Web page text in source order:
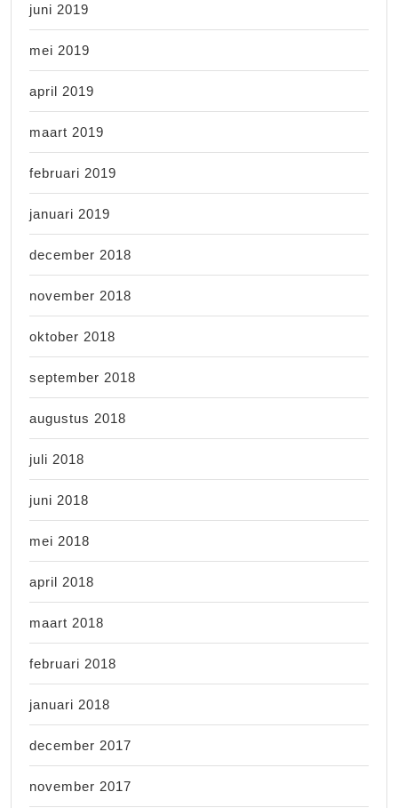
juni 2019
mei 2019
april 2019
maart 2019
februari 2019
januari 2019
december 2018
november 2018
oktober 2018
september 2018
augustus 2018
juli 2018
juni 2018
mei 2018
april 2018
maart 2018
februari 2018
januari 2018
december 2017
november 2017